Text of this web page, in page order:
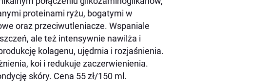
proteinami ryżu, bogatymi w
oraz przeciwutleniacze. Wspaniale
ale też intensywnie nawilża i
kolagenu, ujędrnia i rozjaśnienia.
koi i redukuje zaczerwienienia.
skóry. Cena 55 zł/150 ml.